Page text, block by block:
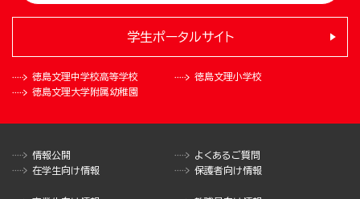
徳島文理中学校高等学校
徳島文理小学校
徳島文理大学附属幼稚園
学生ポータルサイト
情報公開
よくあるご質問
在学生向け情報
保護者向け情報